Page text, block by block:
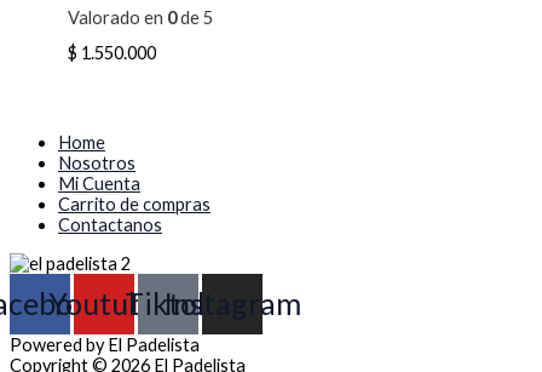
Valorado en 0de 5
$ 1.550.000
Home
Nosotros
Mi Cuenta
Carrito de compras
Contactanos
YoutubeTiktok
Instagram
Powered by El Padelista
Copyright © 2026 El Padelista